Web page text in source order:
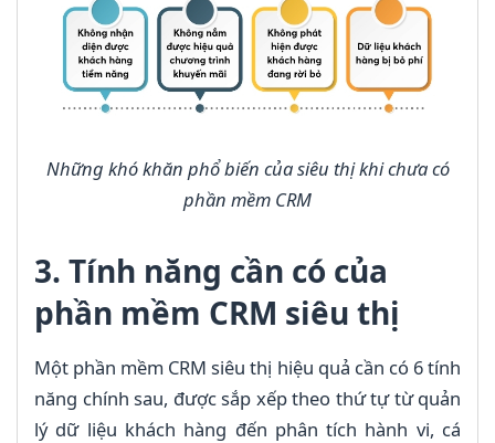
Những khó khăn phổ biến của siêu thị khi chưa có
phần mềm CRM
3. Tính năng cần có của
phần mềm CRM siêu thị
Một phần mềm CRM siêu thị hiệu quả cần có 6 tính
năng chính sau, được sắp xếp theo thứ tự từ quản
lý dữ liệu khách hàng đến phân tích hành vi, cá